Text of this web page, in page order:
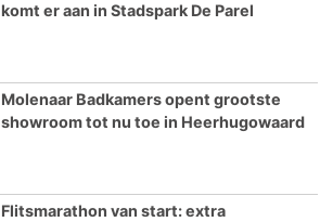
komt er aan in Stadspark De Parel
Molenaar Badkamers opent grootste
showroom tot nu toe in Heerhugowaard
Flitsmarathon van start: extra